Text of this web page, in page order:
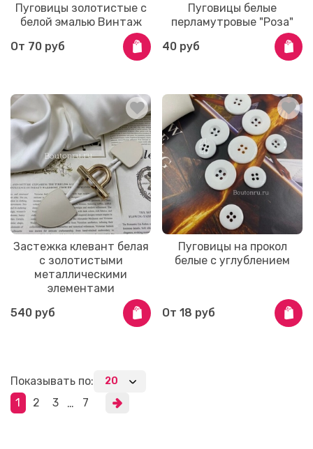
Пуговицы золотистые с
белой эмалью Винтаж
От 70 руб
Пуговицы белые
перламутровые "Роза"
40 руб
Застежка клевант белая
с золотистыми
металлическими
элементами
540 руб
Пуговицы на прокол
белые с углублением
От 18 руб
Показывать по:
1
2 3 … 7